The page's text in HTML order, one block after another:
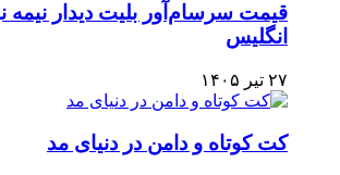
قیمت سرسام‌آور بلیت دیدار نیمه
انگلیس
۲۷ تیر ۱۴۰۵
کت کوتاه و دامن در دنیای مد